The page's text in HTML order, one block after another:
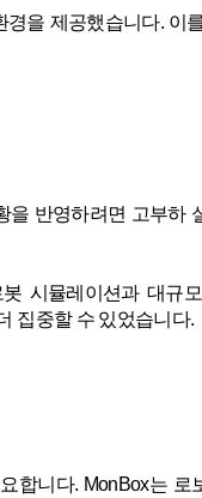
을 제공했습니다. 이
을 반영하려면 고부하
시뮬레이션과 대규
집중할 수 있었습니다.
합니다. MonBox는 로